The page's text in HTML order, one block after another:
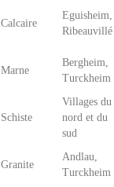
Calcaire
Eguisheim,
Ribeauvillé
Marne
Bergheim,
Turckheim
Schiste
Villages du
nord et du
sud
Granite
Andlau,
Turckheim